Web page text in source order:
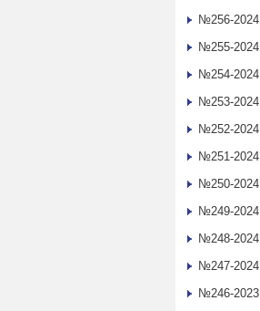
№256-2024
№255-2024
№254-2024
№253-2024
№252-2024
№251-2024
№250-2024
№249-2024
№248-2024
№247-2024
№246-2023